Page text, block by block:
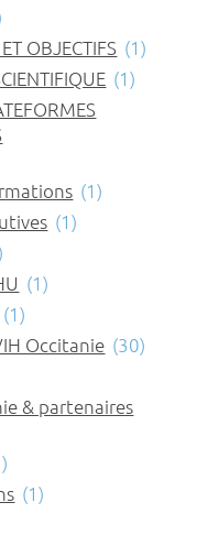
OBJECTIFS (1)
(1)
(1)
(1)
(1)
(1)
Occitanie (30)
& partenaires
(1)